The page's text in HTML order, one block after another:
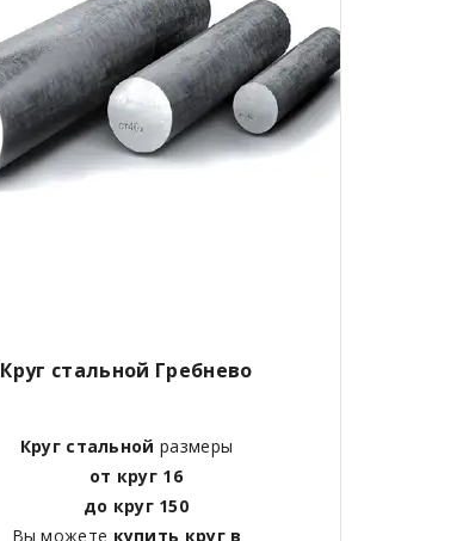
Круг стальной Гребнево
Круг стальной размеры
от круг 16
до круг 150
Вы можете купить круг в